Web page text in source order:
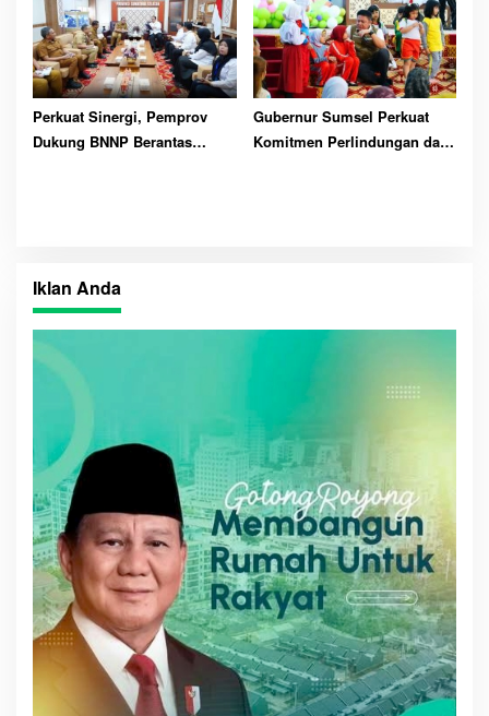
Perkuat Sinergi, Pemprov
Dukung BNNP Berantas
Gubernur Sumsel Perkuat
Komitmen Perlindungan dan
Iklan Anda